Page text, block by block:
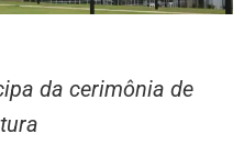
da cerimônia de